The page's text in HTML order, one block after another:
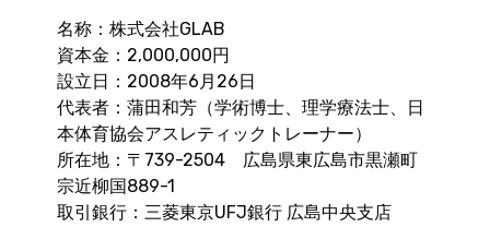
名称：株式会社GLAB
資本金：2,000,000円
設立日：2008年6月26日
代表者：蒲田和芳（学術博士、理学療法士、日
本体育協会アスレティックトレーナー）
所在地：〒739-2504 広島県東広島市黒瀬町
宗近柳国889-1
取引銀行：三菱東京UFJ銀行 広島中央支店